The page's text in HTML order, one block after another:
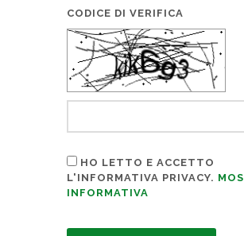
CODICE DI VERIFICA
HO LETTO E ACCETTO
L'INFORMATIVA PRIVACY.
INFORMATIVA